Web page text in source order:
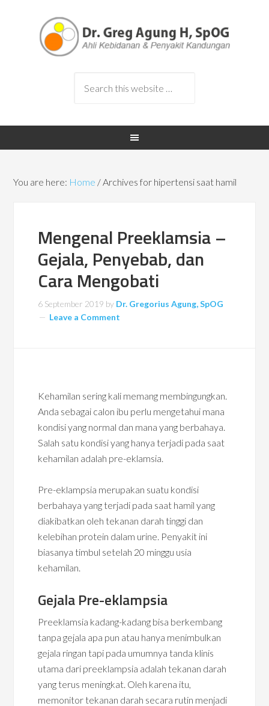
You are here: Home /Archives for hipertensi saat hamil
Mengenal Preeklamsia –
Gejala, Penyebab, dan
Cara Mengobati
6 September 2019 by Dr. Gregorius Agung, SpOG
Leave a Comment
Kehamilan sering kali memang membingungkan.
Anda sebagai calon ibu perlu mengetahui mana
kondisi yang normal dan mana yang berbahaya.
Salah satu kondisi yang hanya terjadi pada saat
kehamilan adalah pre-eklamsia.
Pre-eklampsia merupakan suatu kondisi
berbahaya yang terjadi pada saat hamil yang
diakibatkan oleh tekanan darah tinggi dan
kelebihan protein dalam urine. Penyakit ini
biasanya timbul setelah 20 minggu usia
kehamilan.
Gejala Pre-eklampsia
Preeklamsia kadang-kadang bisa berkembang
tanpa gejala apa pun atau hanya menimbulkan
gejala ringan tapi pada umumnya tanda klinis
utama dari preeklampsia adalah tekanan darah
yang terus meningkat. Oleh karena itu,
memonitor tekanan darah secara rutin menjadi